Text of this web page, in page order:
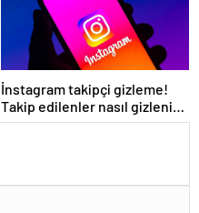
İnstagram takipçi gizleme!
Takip edilenler nasıl gizlenir?
Kapatma özelliği geldi!